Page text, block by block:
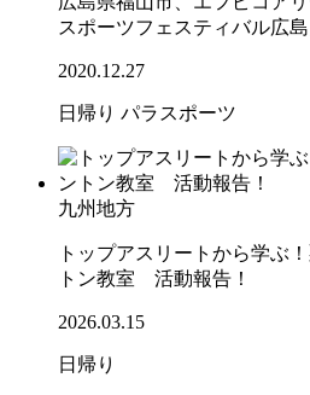
スポーツフェスティバル広
2020.12.27
日帰り パラスポーツ
九州地方
トップアスリートから学ぶ
トン教室 活動報告！
2026.03.15
日帰り